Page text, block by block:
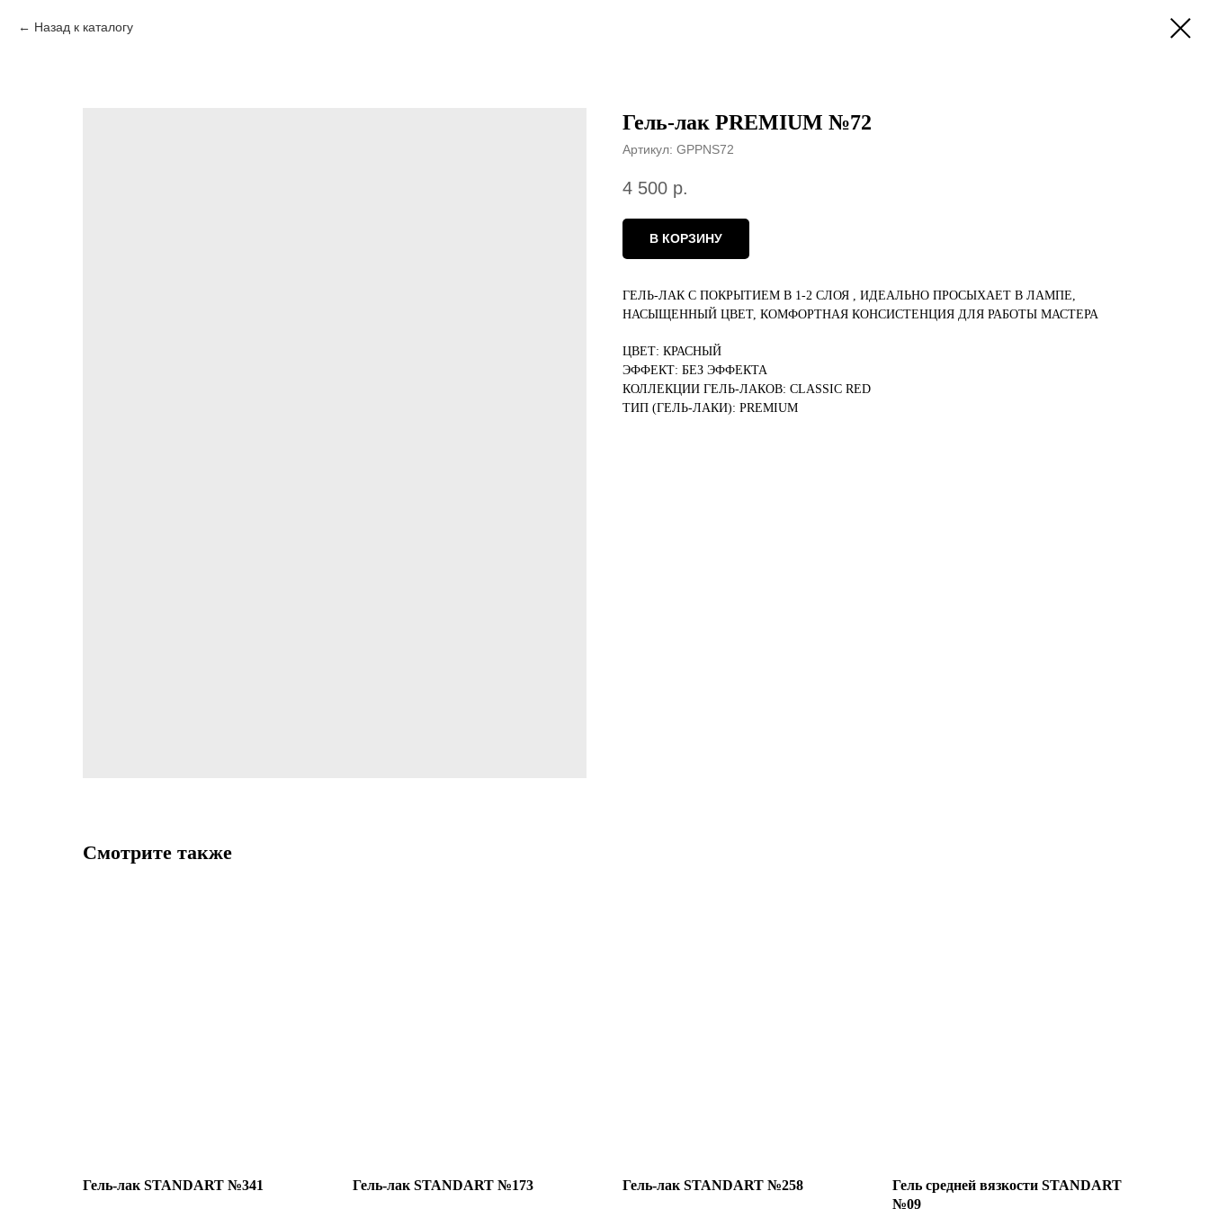
Назад к каталогу
Гель-лак PREMIUM №72
Артикул: GPPNS72
4 500 р.
В КОРЗИНУ
ГЕЛЬ-ЛАК С ПОКРЫТИЕМ В 1-2 СЛОЯ , ИДЕАЛЬНО ПРОСЫХАЕТ В ЛАМПЕ,
НАСЫЩЕННЫЙ ЦВЕТ, КОМФОРТНАЯ КОНСИСТЕНЦИЯ ДЛЯ РАБОТЫ МАСТЕРА
ЦВЕТ: КРАСНЫЙ
ЭФФЕКТ: БЕЗ ЭФФЕКТА
КОЛЛЕКЦИИ ГЕЛЬ-ЛАКОВ: CLASSIC RED
ТИП (ГЕЛЬ-ЛАКИ): PREMIUM
Смотрите также
Гель-лак STANDART №341 Гель-лак STANDART №173 Гель-лак STANDART №258
Гель средней вязкости STANDART
№09